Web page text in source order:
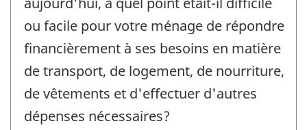
ou facile pour votre ménage de répondre
financièrement à ses besoins en matière
de transport, de logement, de nourriture,
de vêtements et d'effectuer d'autres
dépenses nécessaires?